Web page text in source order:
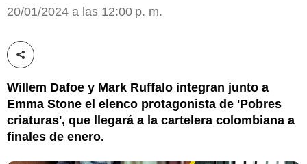
20/01/2024 a las 12:00 p. m.
Compartir esta noticia
Willem Dafoe y Mark Ruffalo integran junto a
Emma Stone el elenco protagonista de 'Pobres
criaturas', que llegará a la cartelera colombiana a
finales de enero.